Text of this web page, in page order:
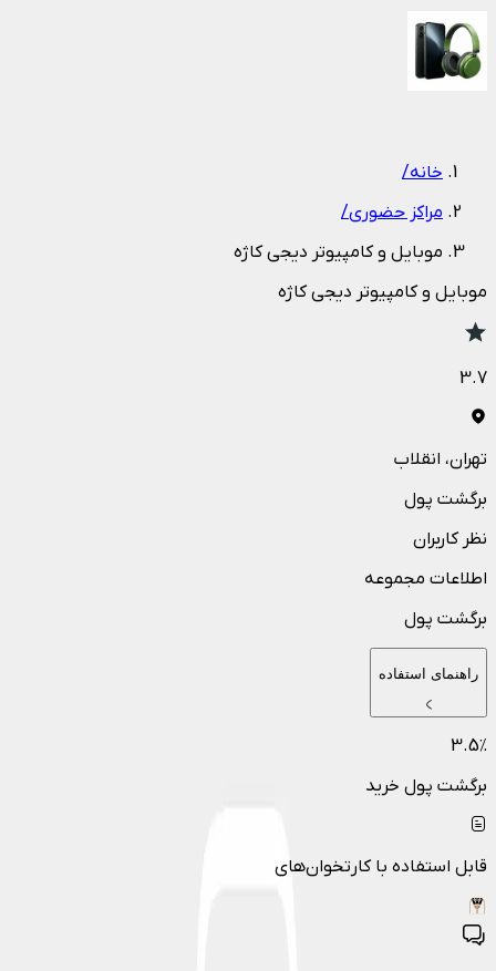
خانه/
مراکز حضوری/
موبایل و کامپیوتر دیجی کاژه
موبایل و کامپیوتر دیجی کاژه
3.7
تهران، انقلاب
برگشت پول
نظر کاربران
اطلاعات مجموعه
برگشت پول
راهنمای استفاده
3.5٪
برگشت پول خرید
قابل استفاده با کارتخوان‌های